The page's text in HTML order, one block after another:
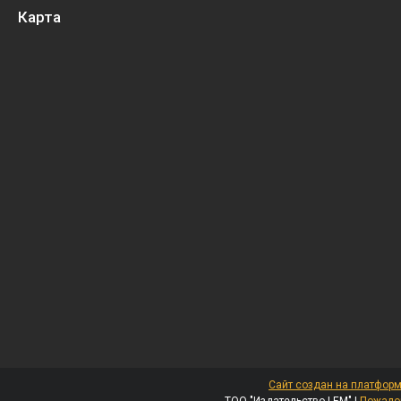
Карта
Сайт создан на